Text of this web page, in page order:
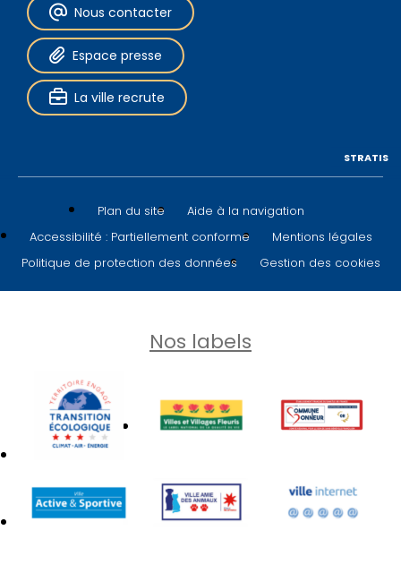
Nous contacter
Espace presse
La ville recrute
Plan du site
Aide à la navigation
Accessibilité : Partiellement conforme
Mentions légales
Politique de protection des données
Gestion des cookies
STRATIS
Nos labels